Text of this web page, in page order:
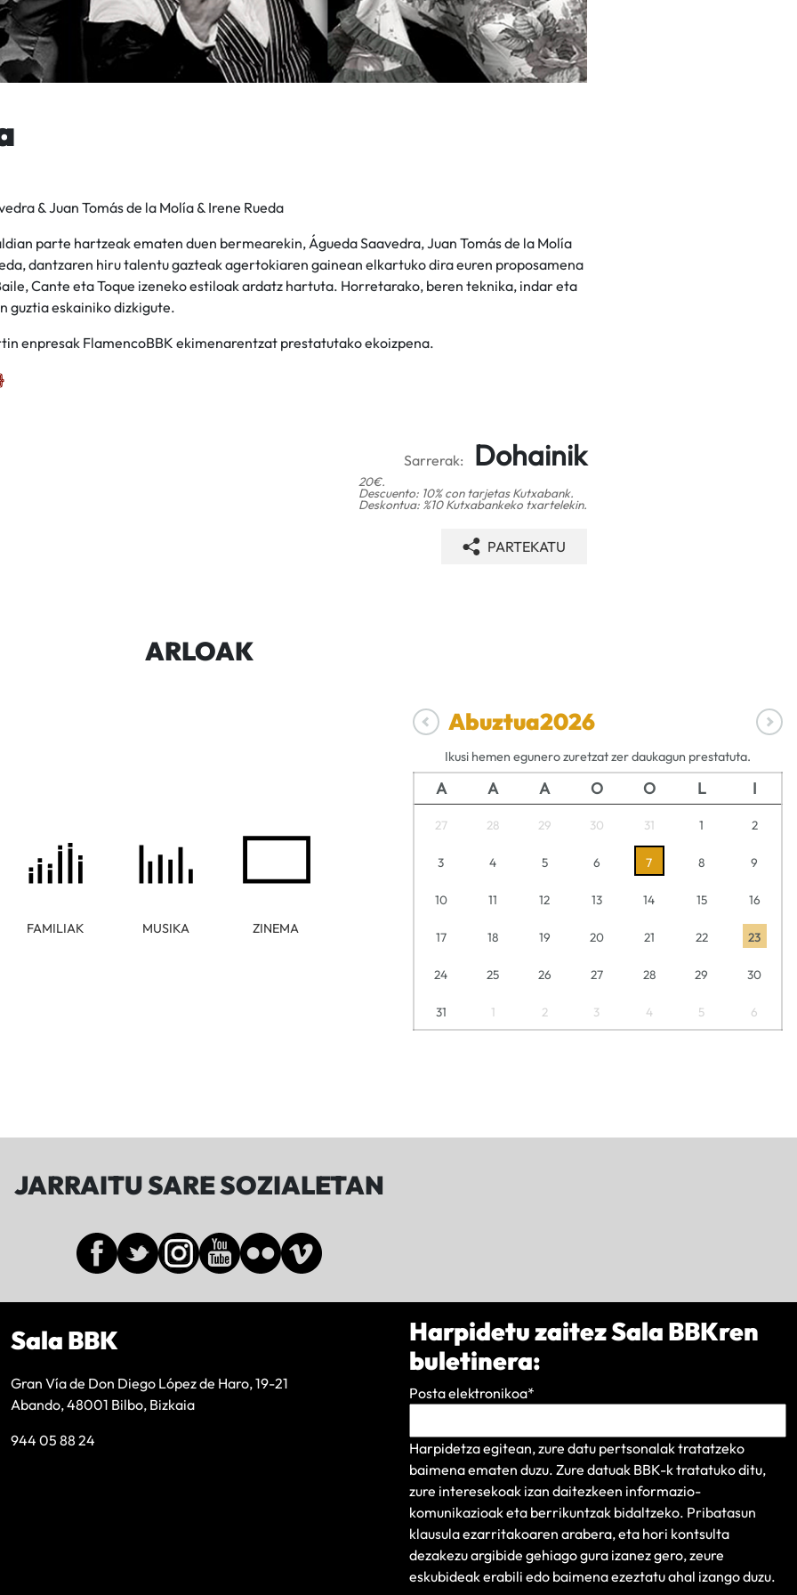
& Juan Tomás de la Molía & Irene Rueda
parte hartzeak ematen duen bermearekin, Águeda Saavedra, Juan Tomás de la Molía
dantzaren hiru talentu gazteak agertokiaren gainean elkartuko dira euren proposamena
Cante eta Toque izeneko estiloak ardatz hartuta. Horretarako, beren teknika, indar eta
guztia eskainiko dizkigute.
enpresak FlamencoBBK ekimenarentzat prestatutako ekoizpena.
Sarrerak: Dohainik
20€.
Descuento: 10% con tarjetas Kutxabank.
Deskontua: %10 Kutxabankeko txartelekin.
PARTEKATU
ARLOAK
FAMILIAK MUSIKA ZINEMA
Abuztua2026
Ikusi hemen egunero zuretzat zer daukagun prestatuta.
A A A O O L I
27 28 29 30 31 1 2
3 4 5 6 7 8 9
10 11 12 13 14 15 16
17 18 19 20 21 22 23
24 25 26 27 28 29 30
31 1 2 3 4 5 6
JARRAITU SARE SOZIALETAN
Sala BBK
Gran Vía de Don Diego López de Haro, 19-21
Abando, 48001 Bilbo, Bizkaia
944 05 88 24
Harpidetu zaitez Sala BBKren
buletinera:
Posta elektronikoa*
Harpidetza egitean, zure datu pertsonalak tratatzeko
baimena ematen duzu. Zure datuak BBK-k tratatuko ditu,
zure interesekoak izan daitezkeen informazio-
komunikazioak eta berrikuntzak bidaltzeko. Pribatasun
klausulaezarritakoaren arabera, eta hori kontsulta
dezakezu argibide gehiago gura izanez gero, zeure
eskubideak erabili edo baimena ezeztatu ahal izango duzu.